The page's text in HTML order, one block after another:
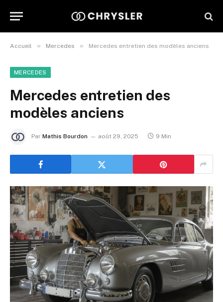
Accueil » Mercedes » Mercedes entretien des modèles anciens
MERCEDES
Mercedes entretien des
modèles anciens
Par Mathis Bourdon août 29, 2025 9 Min